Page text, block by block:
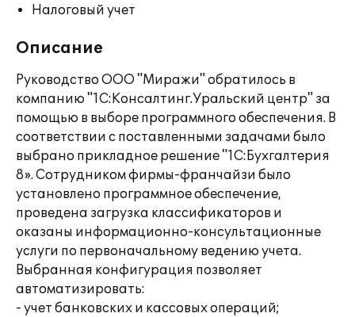
Налоговый учет
Описание
Руководство ООО "Миражи" обратилось в
компанию "1С:Консалтинг.Уральский центр" за
помощью в выборе программного обеспечения. В
соответствии с поставленными задачами было
выбрано прикладное решение "1С:Бухгалтерия
8». Сотрудником фирмы-франчайзи было
установлено программное обеспечение,
проведена загрузка классификаторов и
оказаны информационно-консультационные
услуги по первоначальному ведению учета.
Выбранная конфигурация позволяет
автоматизировать:
- учет банковских и кассовых операций;